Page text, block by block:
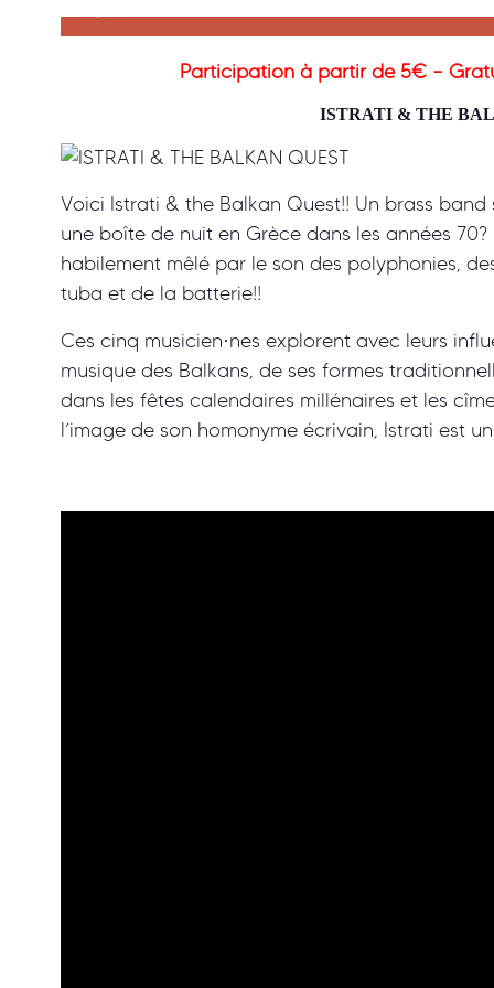
1 juillet, 2025 à 19h00
Participation à partir de 5€ –
ISTRATI & THE
Voici Istrati & the Balkan Quest!! Un brass
une boîte de nuit en Grèce dans les années
habilement mêlé par le son des polyphonies,
tuba et de la batterie!!
Ces cinq musicien·nes explorent avec leurs
musique des Balkans, de ses formes
dans les fêtes calendaires millénaires et les
l’image de son homonyme écrivain, Istrati est